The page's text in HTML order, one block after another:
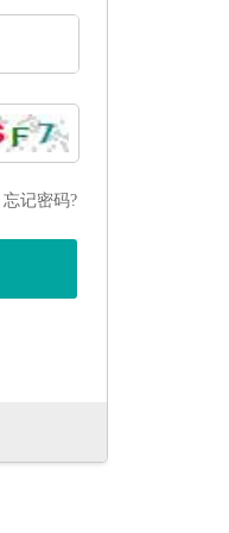
忘记密码?